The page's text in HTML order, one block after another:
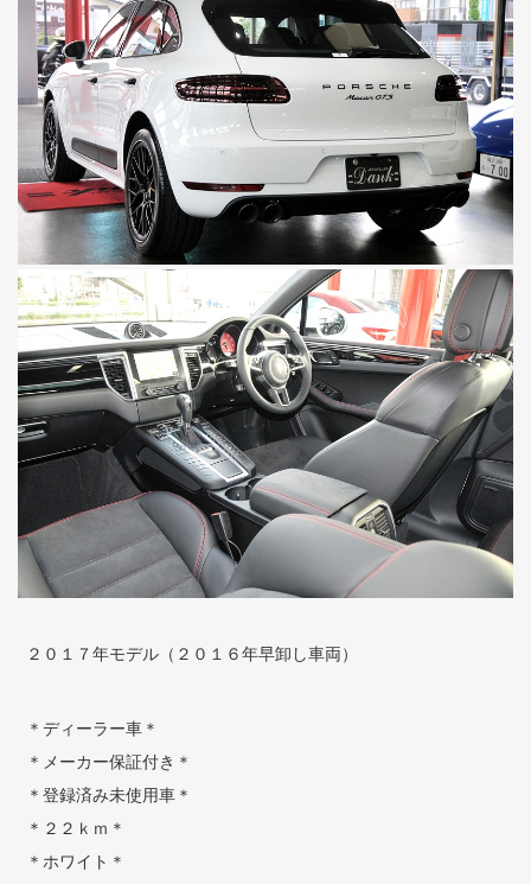
２０１７年モデル（２０１６年早卸し車両）
＊ディーラー車＊
＊メーカー保証付き＊
＊登録済み未使用車＊
＊２２ｋｍ＊
＊ホワイト＊